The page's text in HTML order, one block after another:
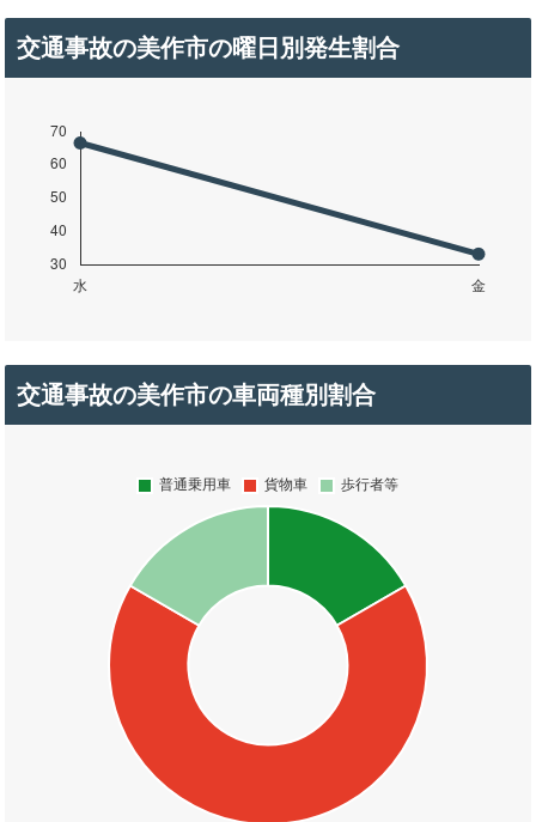
交通事故の美作市の曜日別発生割合
交通事故の美作市の車両種別割合